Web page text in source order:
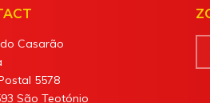
Casarão
5578
São Teotónio